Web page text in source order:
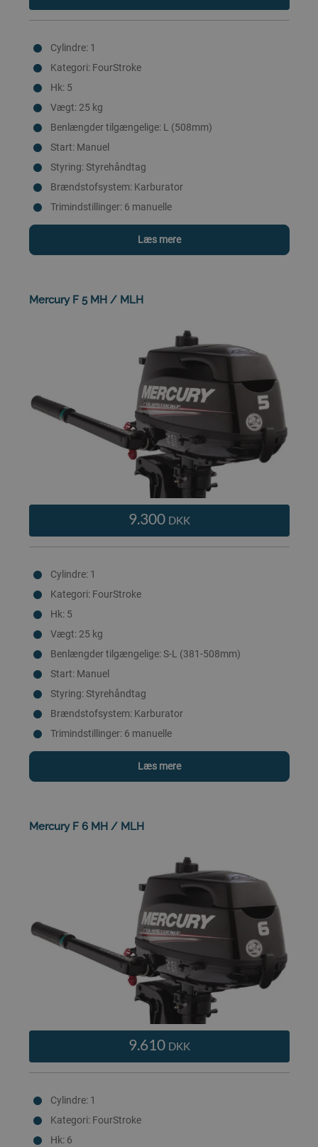
Cylindre: 1
Kategori: FourStroke
Hk: 5
Vægt: 25 kg
Benlængder tilgængelige: L (508mm)
Start: Manuel
Styring: Styrehåndtag
Brændstofsystem: Karburator
Trimindstillinger: 6 manuelle
Læs mere
Mercury F 5 MH / MLH
9.300 DKK
Cylindre: 1
Kategori: FourStroke
Hk: 5
Vægt: 25 kg
Benlængder tilgængelige: S-L (381-508mm)
Start: Manuel
Styring: Styrehåndtag
Brændstofsystem: Karburator
Trimindstillinger: 6 manuelle
Læs mere
Mercury F 6 MH / MLH
9.610 DKK
Cylindre: 1
Kategori: FourStroke
Hk: 6